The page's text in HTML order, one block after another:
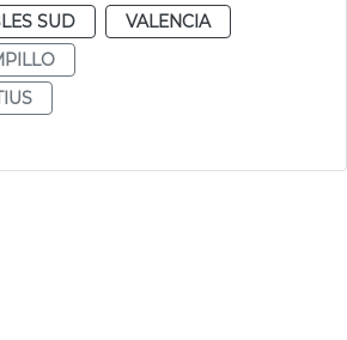
SUD
VALENCIA